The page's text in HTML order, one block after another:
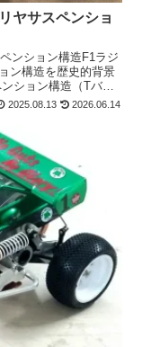
ヤサスペンショ
ンション構造F1ラジ
ン構造を歴史的背景
ション構造（Tバー
2025.08.13 2026.06.14